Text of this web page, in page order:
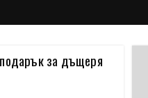
за дъщеря